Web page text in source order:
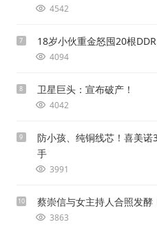
4542
7 18岁小伙重金怒囤20根
4094
8 卫星巨头：宣布破产！
4042
9
防小孩、纯铜线芯！喜美
手
3991
10 蔡崇信与女主持人合照发
3863